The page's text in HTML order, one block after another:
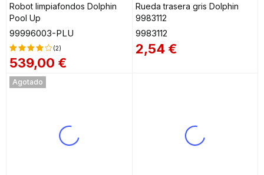
Robot limpiafondos Dolphin
Pool Up
99996003-PLU
Valorado
de 5
(2)
539,00 €
Rueda trasera gris Dolphin
9983112
9983112
2,54 €
Agotado